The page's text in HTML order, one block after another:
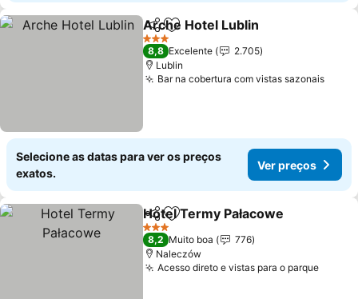
PartilharAdicionar aos favoritos
Arche Hotel Lublin
3 Estrelas
8,8 Excelente
2.705
Lublin
Bar na cobertura com vistas sazonais
Selecione as datas para ver os preços
exatos.
Ver preços
PartilharAdicionar aos favoritos
Hotel Termy Pałacowe
3 Estrelas
8,2 Muito boa
776
Naleczów
Acesso direto e vistas para o parque